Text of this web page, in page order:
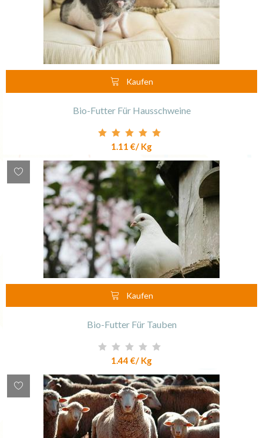
Kaufen
Bio-Futter Für Hausschweine
1.11 €/ Kg
Kaufen
Bio-Futter Für Tauben
1.44 €/ Kg